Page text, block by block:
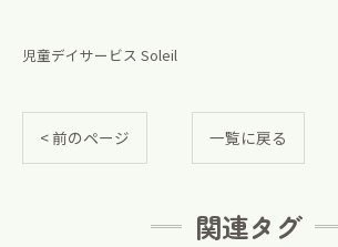
児童デイサービス Soleil
< 前のページ 一覧に戻る
関連タグ